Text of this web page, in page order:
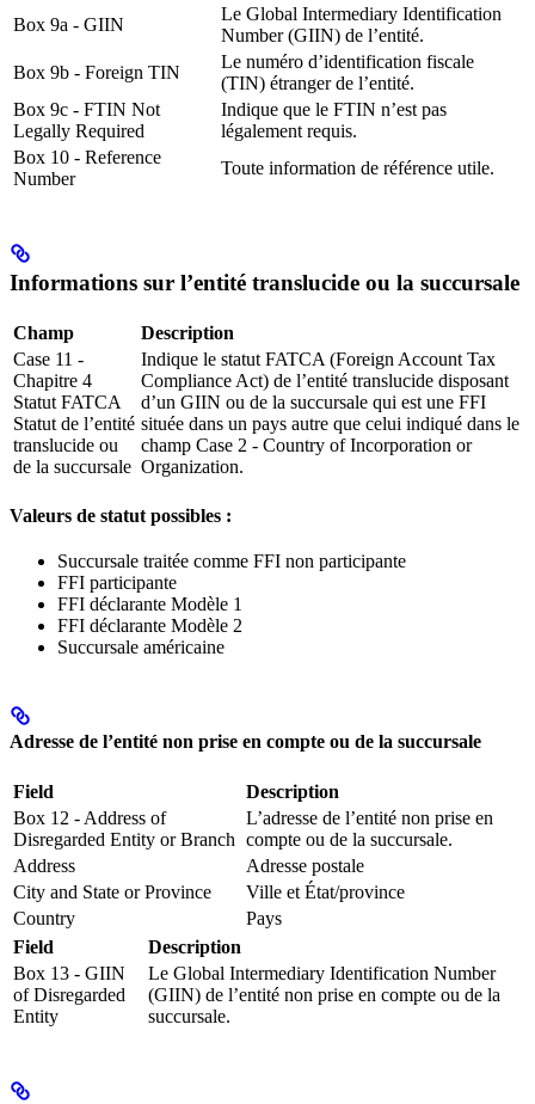
Box 9a - GIIN
Le Global Intermediary Identification
Number (GIIN) de l’entité.
Box 9b - Foreign TIN
Le numéro d’identification fiscale
(TIN) étranger de l’entité.
Box 9c - FTIN Not
Legally Required
Indique que le FTIN n’est pas
légalement requis.
Box 10 - Reference
Number
Toute information de référence utile.
Informations sur l’entité translucide ou la succursale
Champ
Description
Case 11 -
Chapitre 4
Statut FATCA
Statut de l’entité
translucide ou
de la succursale
Indique le statut FATCA (Foreign Account Tax
Compliance Act) de l’entité translucide disposant
d’un GIIN ou de la succursale qui est une FFI
située dans un pays autre que celui indiqué dans le
champ Case 2 - Country of Incorporation or
Organization.
Valeurs de statut possibles :
Succursale traitée comme FFI non participante
FFI participante
FFI déclarante Modèle 1
FFI déclarante Modèle 2
Succursale américaine
Adresse de l’entité non prise en compte ou de la succursale
Field
Description
Box 12 - Address of
Disregarded Entity or Branch
L’adresse de l’entité non prise en
compte ou de la succursale.
Address
Adresse postale
City and State or Province
Ville et État/province
Country
Pays
Field
Description
Box 13 - GIIN
of Disregarded
Entity
Le Global Intermediary Identification Number
(GIIN) de l’entité non prise en compte ou de la
succursale.